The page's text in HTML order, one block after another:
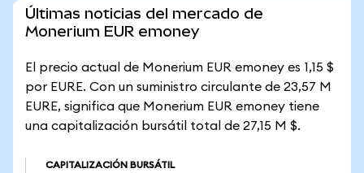
Últimas noticias del mercado de
Monerium EUR emoney
El precio actual de Monerium EUR emoney es 1,15 $
por EURE. Con un suministro circulante de 23,57 M
EURE, significa que Monerium EUR emoney tiene
una capitalización bursátil total de 27,15 M $.
CAPITALIZACIÓN BURSÁTIL